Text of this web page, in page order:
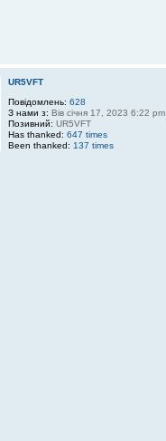
UR5VFT
Повідомлень: 628
З нами з: Вів січня 17, 2023 6:22 pm
Позивний: UR5VFT
Has thanked: 647 times
Been thanked: 137 times